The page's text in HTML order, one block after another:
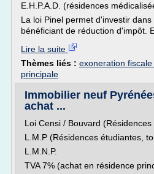
E.H.P.A.D. (résidences
La loi Pinel permet d'investir
bénéficiant de réduction d'impôt.
Lire la suite
Thèmes liés : exoneration
principale
Immobilier neuf
achat ...
Loi Censi / Bouvard (Résidences
L.M.P (Résidences étudiantes,
L.M.N.P.
TVA 7% (achat en résidence